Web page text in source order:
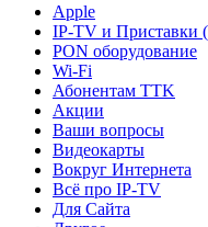
Apple
IP-TV и Приставки
PON оборудование
Wi-Fi
Абонентам TTK
Акции
Ваши вопросы
Видеокарты
Вокруг Интернета
Всё про IP-TV
Для Сайта